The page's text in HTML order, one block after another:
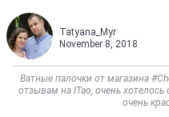
Tatyana_Myr
November 8, 2018
Ватные палочки от магазина
отзывам на ITao, очень хотелось
очень